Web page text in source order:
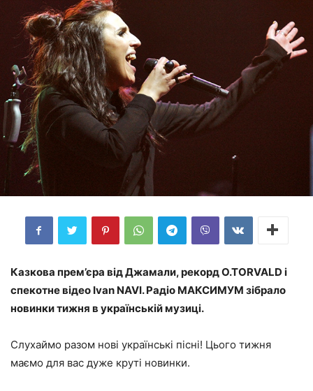
Казкова прем’єра від Джамали, рекорд O.TORVALD і
спекотне відео Ivan NAVI. Радіо МАКСИМУМ зібрало
новинки тижня в українській музиці.
Слухаймо разом нові українські пісні! Цього тижня
маємо для вас дуже круті новинки.